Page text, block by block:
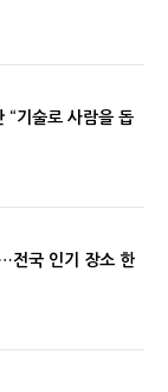
“기술로 사람을 돕
…전국 인기 장소 한